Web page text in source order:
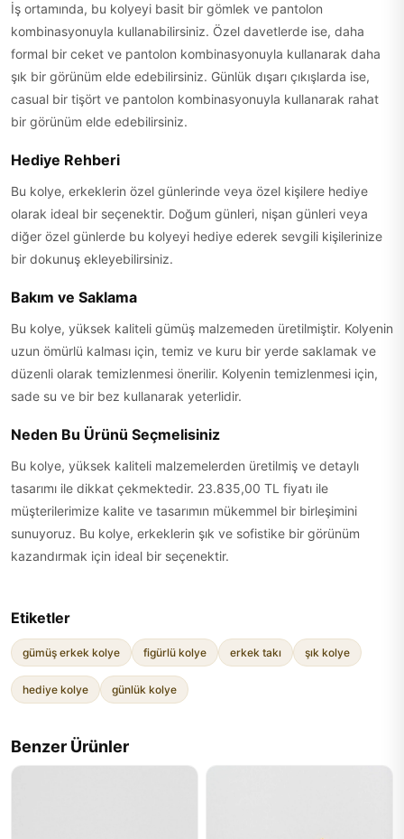
İş ortamında, bu kolyeyi basit bir gömlek ve pantolon
kombinasyonuyla kullanabilirsiniz. Özel davetlerde ise, daha
formal bir ceket ve pantolon kombinasyonuyla kullanarak daha
şık bir görünüm elde edebilirsiniz. Günlük dışarı çıkışlarda ise,
casual bir tişört ve pantolon kombinasyonuyla kullanarak rahat
bir görünüm elde edebilirsiniz.
Hediye Rehberi
Bu kolye, erkeklerin özel günlerinde veya özel kişilere hediye
olarak ideal bir seçenektir. Doğum günleri, nişan günleri veya
diğer özel günlerde bu kolyeyi hediye ederek sevgili kişilerinize
bir dokunuş ekleyebilirsiniz.
Bakım ve Saklama
Bu kolye, yüksek kaliteli gümüş malzemeden üretilmiştir. Kolyenin
uzun ömürlü kalması için, temiz ve kuru bir yerde saklamak ve
düzenli olarak temizlenmesi önerilir. Kolyenin temizlenmesi için,
sade su ve bir bez kullanarak yeterlidir.
Neden Bu Ürünü Seçmelisiniz
Bu kolye, yüksek kaliteli malzemelerden üretilmiş ve detaylı
tasarımı ile dikkat çekmektedir. 23.835,00 TL fiyatı ile
müşterilerimize kalite ve tasarımın mükemmel bir birleşimini
sunuyoruz. Bu kolye, erkeklerin şık ve sofistike bir görünüm
kazandırmak için ideal bir seçenektir.
Etiketler
gümüş erkek kolye figürlü kolye erkek takı şık kolye
hediye kolye günlük kolye
Benzer Ürünler